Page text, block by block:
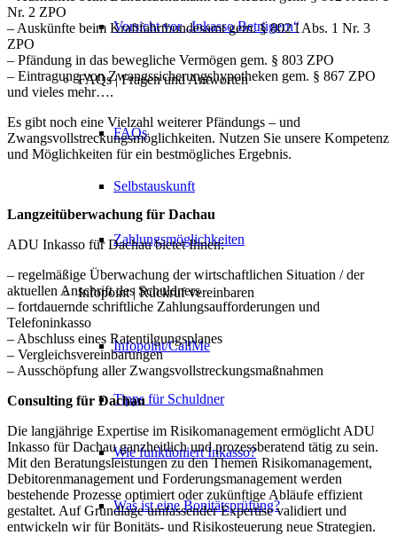
Vorsicht vor „Inkasso Betrügern“
FAQs | Fragen und Antworten
FAQs
Selbstauskunft
Zahlungsmöglichkeiten
Infopoint | Rückruf vereinbaren
Infopoint/CallMe
Tipps für Schuldner
Wie funktioniert Inkasso?
Was ist eine Bonitätsprüfung?
Nr. 2 ZPO
– Auskünfte beim Kraftfahrtbundesamt gem. § 802 l Abs. 1 Nr. 3
ZPO
– Pfändung in das bewegliche Vermögen gem. § 803 ZPO
– Eintragung von Zwangssicherungshypotheken gem. § 867 ZPO
und vieles mehr….
Es gibt noch eine Vielzahl weiterer Pfändungs – und
Zwangsvollstreckungsmöglichkeiten. Nutzen Sie unsere Kompetenz
und Möglichkeiten für ein bestmögliches Ergebnis.
Langzeitüberwachung für Dachau
ADU Inkasso für Dachau bietet Ihnen:
– regelmäßige Überwachung der wirtschaftlichen Situation / der
aktuellen Anschrift des Schuldners
– fortdauernde schriftliche Zahlungsaufforderungen und
Telefoninkasso
– Abschluss eines Ratentilgungsplanes
– Vergleichsvereinbarungen
– Ausschöpfung aller Zwangsvollstreckungsmaßnahmen
Consulting für Dachau
Die langjährige Expertise im Risikomanagement ermöglicht ADU
Inkasso für Dachau ganzheitlich und prozessberatend tätig zu sein.
Mit den Beratungsleistungen zu den Themen Risikomanagement,
Debitorenmanagement und Forderungsmanagement werden
bestehende Prozesse optimiert oder zukünftige Abläufe effizient
gestaltet. Auf Grundlage umfassender Expertise validiert und
entwickeln wir für Bonitäts- und Risikosteuerung neue Strategien.